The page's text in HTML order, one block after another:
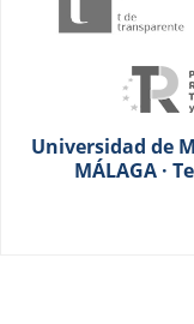
Universidad de
MÁLAGA ·